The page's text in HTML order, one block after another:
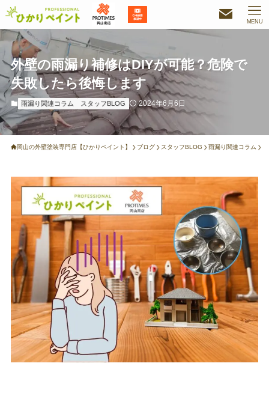
MENU
外壁の雨漏り補修はDIYが可能？危険で
失敗したら後悔します
雨漏り関連コラム スタッフBLOG 2024年6月6日
岡山の外壁塗装専門店【ひかりペイント】 ブログ スタッフBLOG 雨漏り関連コラム